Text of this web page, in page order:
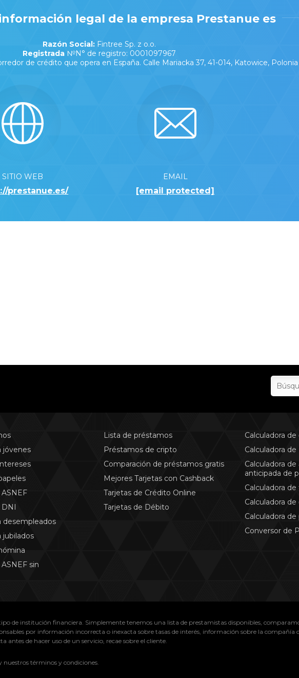
legal de la empresa Prestanue es
Razón Social:Fintree Sp. z o.o.
Registrada№N° de registro: 0001097967
de crédito que opera en España. Calle Mariacka 37, 41-014, Katowice, Polonia
SITIO WEB
prestanue.es/
EMAIL
[email protected]
jóvenes
desempleados
jubilados
sin
Lista de préstamos
Préstamos de cripto
Comparación de préstamos gratis
Mejores Tarjetas con Cashback
Tarjetas de Crédito Online
Tarjetas de Débito
Calculadora
Calculadora de
Calculadora
anticipada de
Calculadora
Calculadora
Calculadora
Conversor de
de institución financiera. Simplemente tenemos una lista de prestamistas disponibles,
por información incorrecta o inexacta sobre tasas de interés, información sobre la compañía
de hacer uso de un servicio, recae sobre el cliente.
nuestros términos y condiciones.